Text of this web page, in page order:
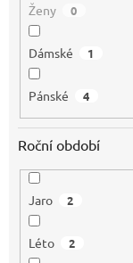
Ženy 0
Dámské 1
Pánské 4
Roční období
Jaro 2
Léto 2